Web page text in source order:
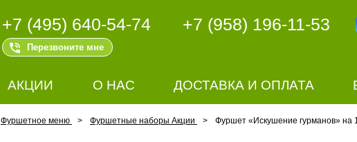
+7 (495) 640-54-74
Перезвоните мне
+7 (958) 196-11-53
АКЦИИ О НАС ДОСТАВКА И ОПЛАТА
Фуршетное меню Фуршетные наборы Акции Фуршет «Искушение гурманов» на